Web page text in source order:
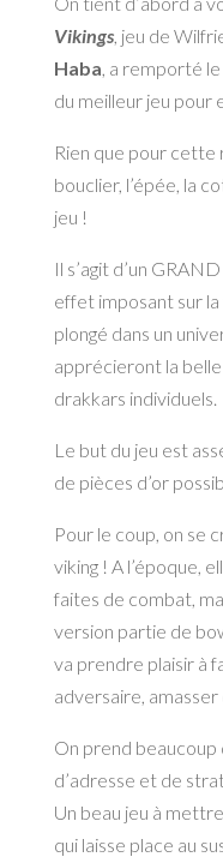
Vikings, jeu de
Haba, a remporté le
du meilleur jeu pour
Rien que pour cette
bouclier, l’épée, la
jeu !
Il s’agit d’un
effet imposant sur
plongé dans un
apprécieront la
drakkars individuels.
Le but du jeu est
de pièces d’or
Pour le coup, on se
viking ! A l’époque,
faites de combat,
version partie de
va prendre plaisir à
adversaire,
On prend beaucoup
d’adresse et de
Un beau jeu à
qui laisse place au